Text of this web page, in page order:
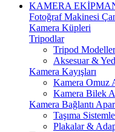
KAMERA
Fotoğraf Makinesi
Kamera Küpleri
Tripodlar
Tripod
Aksesuar &
Kamera Kayışları
Kamera Omuz
Kamera Bilek
Kamera Bağlantı
Taşıma
Plakalar &